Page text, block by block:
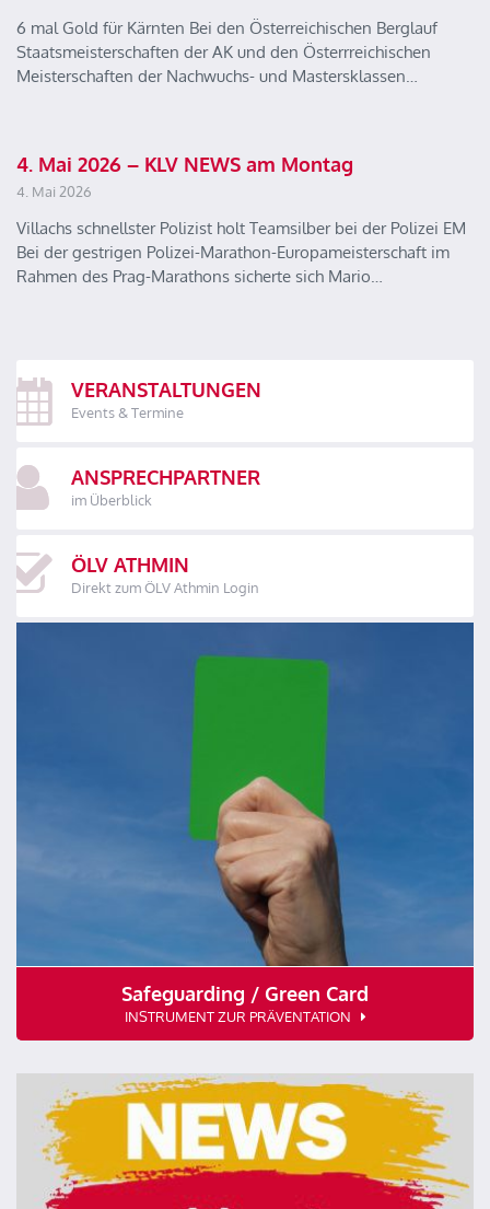
6 mal Gold für Kärnten Bei den Österreichischen Berglauf
Staatsmeisterschaften der AK und den Österrreichischen
Meisterschaften der Nachwuchs- und Mastersklassen…
4. Mai 2026 – KLV NEWS am Montag
4. Mai 2026
Villachs schnellster Polizist holt Teamsilber bei der Polizei EM
Bei der gestrigen Polizei-Marathon-Europameisterschaft im
Rahmen des Prag-Marathons sicherte sich Mario…
VERANSTALTUNGEN
Events & Termine
ANSPRECHPARTNER
im Überblick
ÖLV ATHMIN
Direkt zum ÖLV Athmin Login
Safeguarding / Green Card
INSTRUMENT ZUR PRÄVENTATION